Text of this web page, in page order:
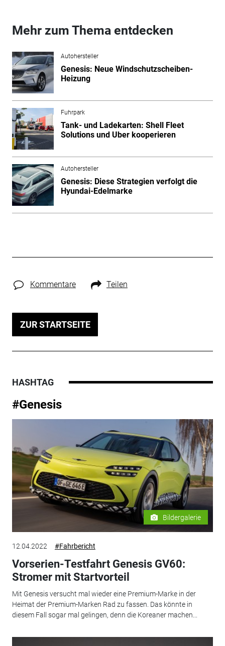
Mehr zum Thema entdecken
Autohersteller
Genesis: Neue Windschutzscheiben-
Heizung
Fuhrpark
Tank- und Ladekarten: Shell Fleet
Solutions und Uber kooperieren
Autohersteller
Genesis: Diese Strategien verfolgt die
Hyundai-Edelmarke
Kommentare Teilen
ZUR STARTSEITE
HASHTAG
#Genesis
Bildergalerie
12.04.2022 #Fahrbericht
Vorserien-Testfahrt Genesis GV60:
Stromer mit Startvorteil
Mit Genesis versucht mal wieder eine Premium-Marke in der
Heimat der Premium-Marken Rad zu fassen. Das könnte in
diesem Fall sogar mal gelingen, denn die Koreaner machen...